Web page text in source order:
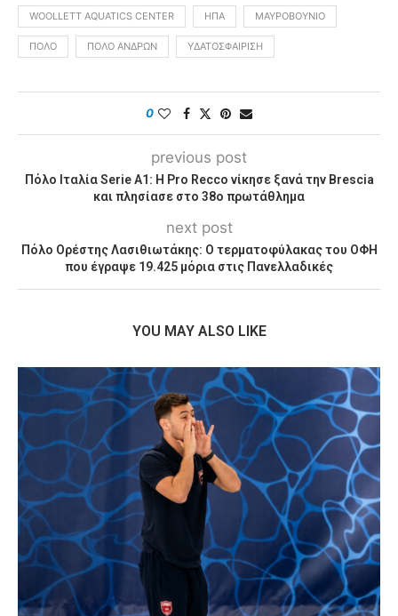
WOOLLETT AQUATICS CENTER ΗΠΑ ΜΑΥΡΟΒΟΎΝΙΟ
ΠΌΛΟ ΠΌΛΟ ΑΝΔΡΏΝ ΥΔΑΤΟΣΦΑΊΡΙΣΗ
0
previous post
Πόλο Ιταλία Serie A1: Η Pro Recco νίκησε ξανά την Brescia
και πλησίασε στο 38ο πρωτάθλημα
next post
Πόλο Ορέστης Λασιθιωτάκης: Ο τερματοφύλακας του ΟΦΗ
που έγραψε 19.425 μόρια στις Πανελλαδικές
YOU MAY ALSO LIKE